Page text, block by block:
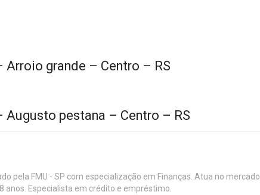
grande – Centro – RS
pestana – Centro – RS
pela FMU - SP com especialização em Finanças. Atua no mercado
anos. Especialista em crédito e empréstimo.